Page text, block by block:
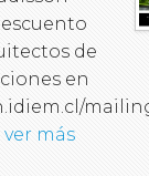
de
en
ver más